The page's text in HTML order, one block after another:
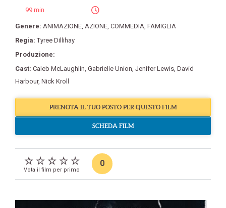
99 min
Genere: ANIMAZIONE AZIONE COMMEDIA FAMIGLIA
Regia:Tyree Dillihay
Produzione:
Cast: Caleb McLaughlin Gabrielle Union Jenifer Lewis David
Harbour, Nick Kroll
PRENOTA IL TUO POSTO PER QUESTO FILM
SCHEDA FILM
Vota il film per primo
0